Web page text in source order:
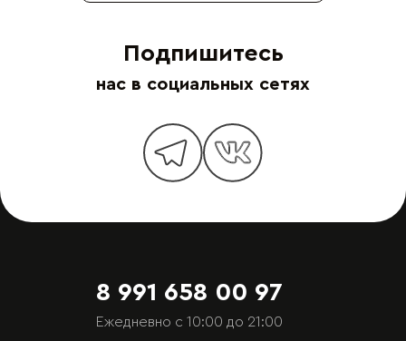
Подпишитесь
нас в социальных сетях
8 991 658 00 97
Ежедневно с 10:00 до 21:00